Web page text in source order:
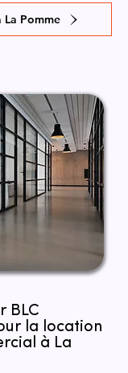
La Pomme
BLC
la location
à La